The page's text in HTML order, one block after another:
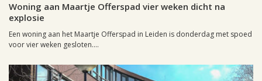
Woning aan Maartje Offerspad vier weken dicht na
explosie
Een woning aan het Maartje Offerspad in Leiden is donderdag met spoed
voor vier weken gesloten....